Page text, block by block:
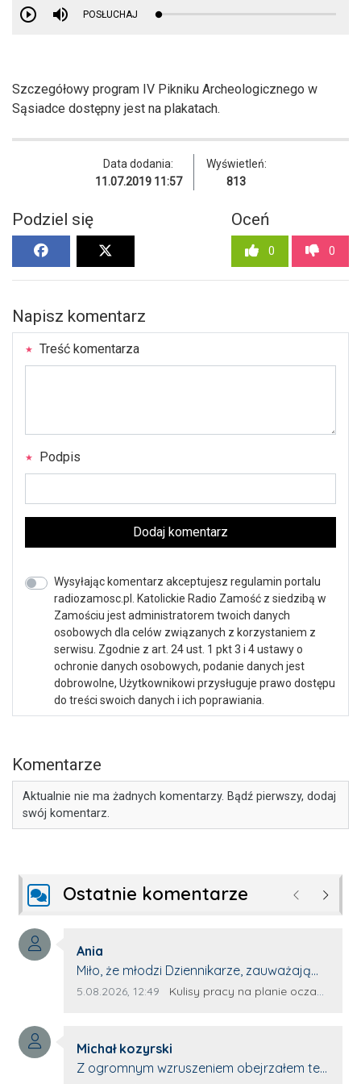
POSŁUCHAJ
Szczegółowy program IV Pikniku Archeologicznego w
Sąsiadce dostępny jest na plakatach.
Data dodania:
11.07.2019 11:57
Wyświetleń:
813
Podziel się Oceń
0 0
Napisz komentarz
Treść komentarza
Podpis
Dodaj komentarz
Wysyłając komentarz akceptujesz regulamin portalu
radiozamosc.pl. Katolickie Radio Zamość z siedzibą w
Zamościu jest administratorem twoich danych
osobowych dla celów związanych z korzystaniem z
serwisu. Zgodnie z art. 24 ust. 1 pkt 3 i 4 ustawy o
ochronie danych osobowych, podanie danych jest
dobrowolne, Użytkownikowi przysługuje prawo dostępu
do treści swoich danych i ich poprawiania.
Komentarze
Aktualnie nie ma żadnych komentarzy. Bądź pierwszy, dodaj
swój komentarz.
Ostatnie komentarze Poprzednie
Autor komentarza:
Ania
Treść komentarza:
Miło, że młodzi Dziennikarze, zauważają
młode talenty, które dopiero wkraczają
z nim wywiad, który przeprowadzi Pan
Artur.
Data dodania komentarza:
5.08.2026, 12:49 Źródło komentarza:
Kulisy pracy na planie oczami młodego filmowca
Autor komentarza:
Michał kozyrski
Treść komentarza:
Z ogromnym wzruszeniem obejrzałem ten